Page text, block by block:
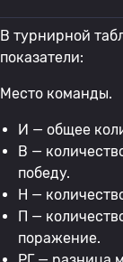
В турнирной
показатели:
Место команды.
И — общее
В —
победу.
Н —
П —
поражение.